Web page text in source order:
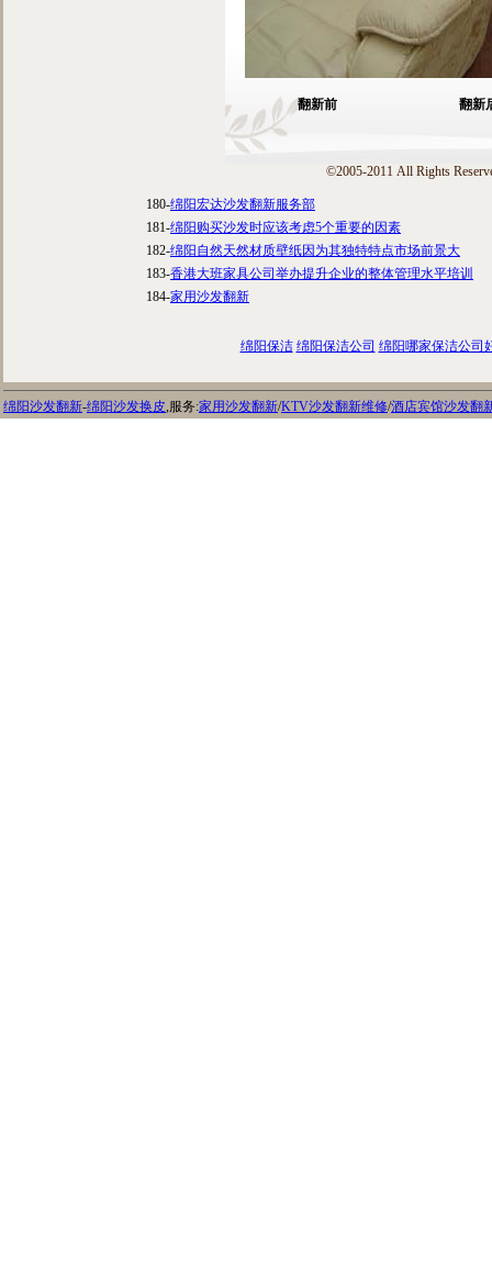
翻新前                                     翻新
©2005-2011 All Rights
180-绵阳宏达沙发翻新服务部
181-绵阳购买沙发时应该考虑5个重要的因素
182-绵阳自然天然材质壁纸因为其独特特点市场前景大
183-香港大班家具公司举办提升企业的整体管理水平培训
184-家用沙发翻新
绵阳保洁 绵阳保洁公司 绵阳哪家保洁公司
绵阳沙发翻新-绵阳沙发换皮,服务:家用沙发翻新/KTV沙发翻新维修/酒店宾馆沙发翻